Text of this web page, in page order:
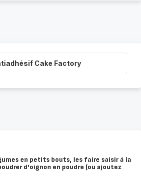
Cake Factory
en petits bouts, les faire saisir à la
d'oignon en poudre (ou ajoutez